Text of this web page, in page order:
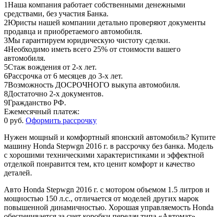
1Наша компания работает собственными денежными
средствами, без участия Банка.
2Юристы нашей компании детально проверяют документы
продавца и приобретаемого автомобиля.
3Мы гарантируем юридическую чистоту сделки.
4Необходимо иметь всего 25% от стоимости вашего
автомобиля.
5Стаж вождения от 2-х лет.
6Рассрочка от 6 месяцев до 3-х лет.
7Возможность ДОСРОЧНОГО выкупа автомобиля.
8Достаточно 2-х документов.
9Гражданство РФ.
Ежемесячный платеж:
0 руб. Оформить рассрочку
Нужен мощный и комфортный японский автомобиль? Купите
машину Honda Stepwgn 2016 г. в рассрочку без банка. Модель
с хорошими техническими характеристиками и эффектной
отделкой понравится тем, кто ценит комфорт и качество
деталей.
Авто Honda Stepwgn 2016 г. с мотором объемом 1.5 литров и
мощностью 150 л.с., отличается от моделей других марок
повышенной динамичностью. Хорошая управляемость Honda